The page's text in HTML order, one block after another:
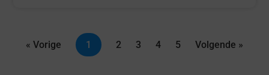
« Vorige 1 2 3 4 5 Volgende »